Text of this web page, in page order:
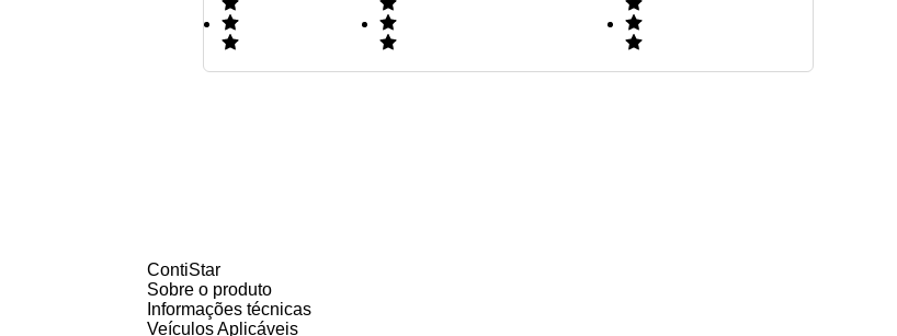
ContiStar
Sobre o produto
Informações técnicas
Veículos Aplicáveis